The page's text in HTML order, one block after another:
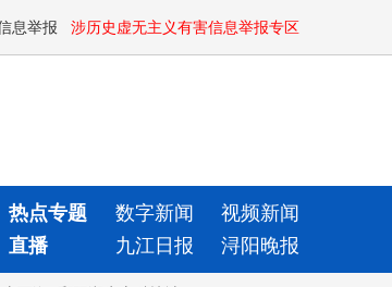
息举报 涉历史虚无主义有害信息举报专区
热点专题 数字新闻
视频新闻
直播 九江日报 浔阳晚报